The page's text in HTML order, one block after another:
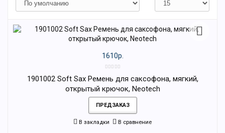
1610р.
1901002 Soft Sax Ремень для саксофона, мягкий,
открытый крючок, Neotech
ПРЕДЗАКАЗ
В закладки В сравнение